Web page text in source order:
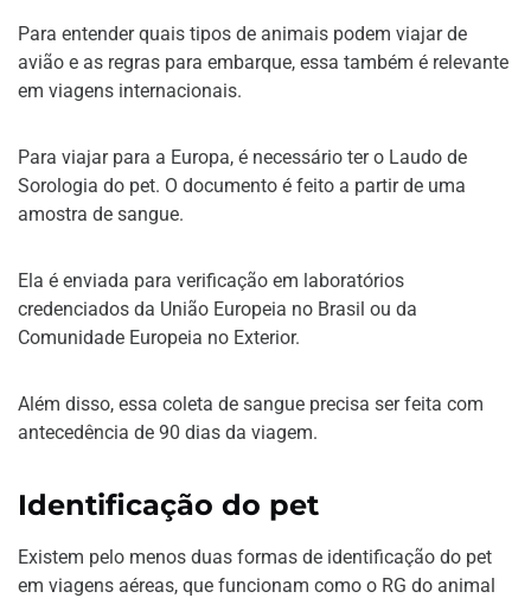
Para entender quais tipos de animais podem viajar de
avião e as regras para embarque, essa também é relevante
em viagens internacionais.
Para viajar para a Europa, é necessário ter o Laudo de
Sorologia do pet. O documento é feito a partir de uma
amostra de sangue.
Ela é enviada para verificação em laboratórios
credenciados da União Europeia no Brasil ou da
Comunidade Europeia no Exterior.
Além disso, essa coleta de sangue precisa ser feita com
antecedência de 90 dias da viagem.
Identificação do pet
Existem pelo menos duas formas de identificação do pet
em viagens aéreas, que funcionam como o RG do animal